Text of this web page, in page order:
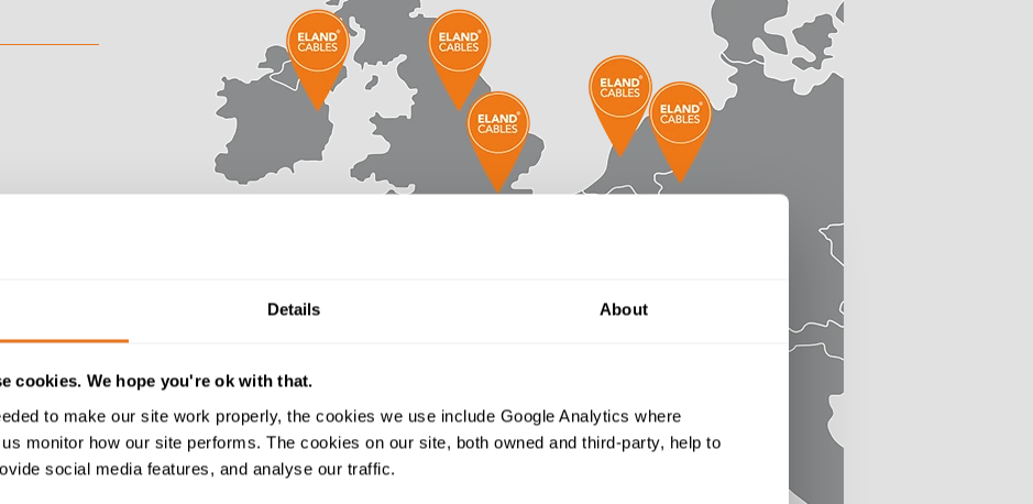
Details About
cookies. We hope you're ok with that.
to make our site work properly, the cookies we use include Google Analytics where
monitor how our site performs. The cookies on our site, both owned and third-party, help to
social media features, and analyse our traffic.